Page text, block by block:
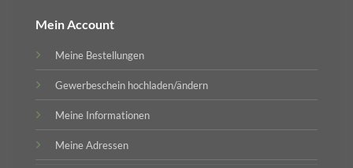
Mein Account
Meine Bestellungen
Gewerbeschein hochladen/ändern
Meine Informationen
Meine Adressen